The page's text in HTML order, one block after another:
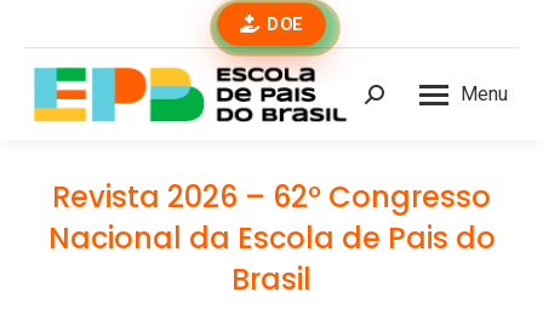
DOE
Menu
Buscar
Revista 2026 – 62º Congresso
Nacional da Escola de Pais do
Brasil